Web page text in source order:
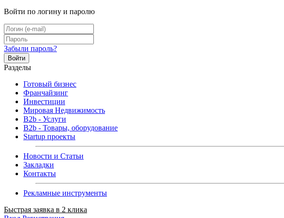
Войти по логину и паролю
Забыли пароль?
Войти
Разделы
Готовый бизнес
Франчайзинг
Инвестиции
Мировая Недвижимость
B2b - Услуги
B2b - Товары, оборудование
Startup проекты
Новости и Статьи
Закладки
Контакты
Рекламные инструменты
Быстрая заявка в 2 клика